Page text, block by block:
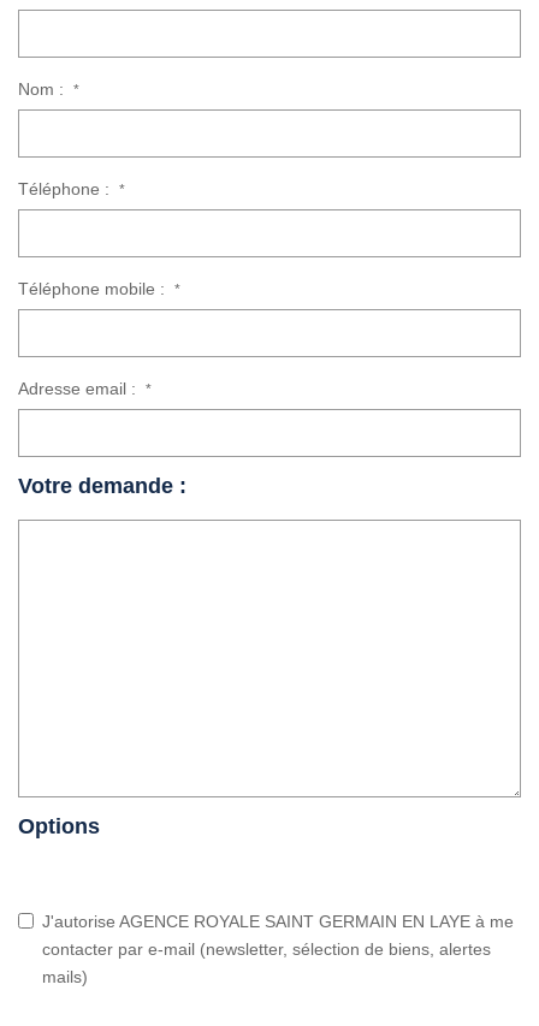
Nom : *
Téléphone : *
Téléphone mobile : *
Adresse email : *
Votre demande :
Options
J'autorise AGENCE ROYALE SAINT GERMAIN EN LAYE à me
contacter par e-mail (newsletter, sélection de biens, alertes
mails)